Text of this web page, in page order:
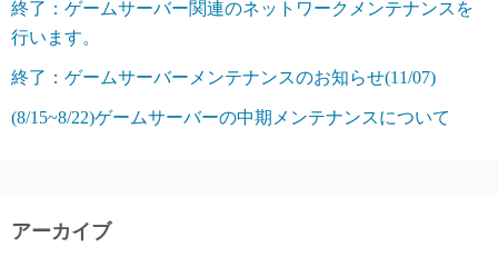
終了：ゲームサーバー関連のネットワークメンテナンスを
行います。
終了：ゲームサーバーメンテナンスのお知らせ(11/07)
(8/15~8/22)ゲームサーバーの中期メンテナンスについて
アーカイブ